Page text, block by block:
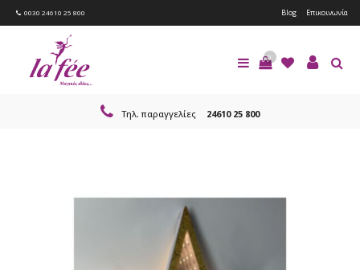
0030 24610 25 800 Blog Επικοινωνία
0
Τηλ. παραγγελίες 24610 25 800